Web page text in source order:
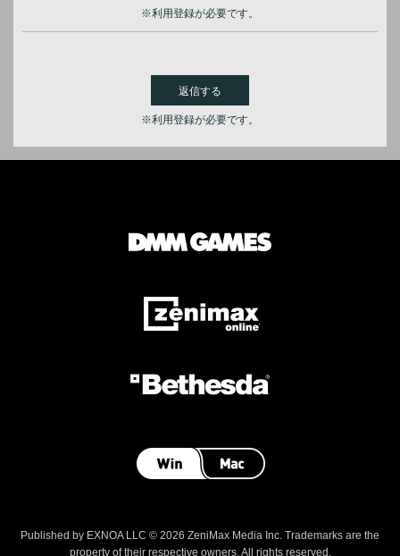
※利用登録が必要です。
返信する
※利用登録が必要です。
Published by EXNOA LLC © 2026 ZeniMax Media Inc. Trademarks are the
property of their respective owners. All rights reserved.